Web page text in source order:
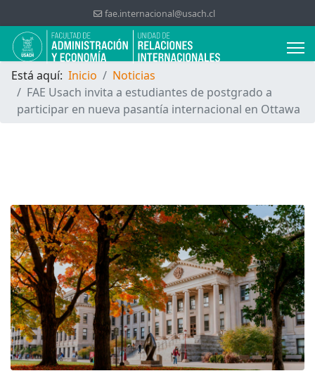
fae.internacional@usach.cl
Está aquí: Inicio
Noticias
FAE Usach invita a estudiantes de postgrado a
participar en nueva pasantía internacional en Ottawa